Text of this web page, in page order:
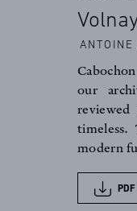
our
timeless.
modern